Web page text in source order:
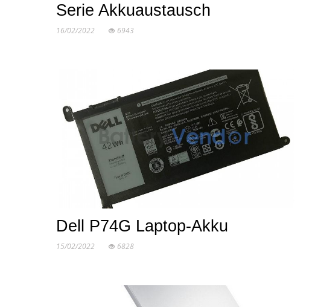
Serie Akkuaustausch
16/02/2022 6943
Dell P74G Laptop-Akku
15/02/2022 6828